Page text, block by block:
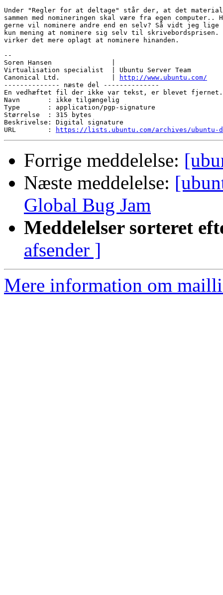
Under "Regler for at deltage" står der, at det
sammen med nomineringen skal være fra egen computer..
gerne vil nominere andre end en selv? Så vidt jeg lige
kun mening at nominere sig selv til skrivebordsprisen.
virker det mere oplagt at nominere hinanden.
--
Soren Hansen               |
Virtualisation specialist  | Ubuntu Server Team
Canonical Ltd.             |
http://www.ubuntu.com/
-------------- næste del --------------
En vedhæftet fil der ikke var tekst, er blevet
Navn       : ikke tilgængelig
Type       : application/pgp-signature
Størrelse  : 315 bytes
Beskrivelse: Digital signature
URL        :
https://lists.ubuntu.com/archives/ubuntu-
Forrige meddelelse:
Næste meddelelse:
Global Bug Jam
Meddelelser sorteret
afsender ]
Mere information om